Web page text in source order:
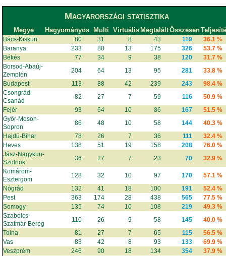
Magyarországi statisztika
Megye Hagyományos Multi Virtuális MegtaláltÖsszesen
Bács-Kiskun 80 31 8 43 119
36.1 %
Baranya
233 80 13 175 326
53.7 %
Békés
77 34 9 38 120
31.7 %
Borsod-Abaúj-
Zemplén
204 64 13 95 281
33.8 %
Budapest
113 88 42 239 243
98.4 %
Csongrád-
Csanád
82 27 7 59 116
50.9 %
Fejér
93 64 10 86 167
51.5 %
Győr-Moson-
Sopron
86 48 10 58 144
40.3 %
Hajdú-Bihar
78 26 7 36 111
32.4 %
Heves
138 51 19 158 208
76.0 %
Jász-Nagykun-
Szolnok
36 27 7 23 70
32.9 %
Komárom-
Esztergom
128 32 10 97 170
57.1 %
Nógrád
132 41 18 100 191
52.4 %
Pest
363 174 28 438 565
77.5 %
Somogy
135 74 10 108 219
49.3 %
Szabolcs-
Szatmár-Bereg
110 26 9 58 145
40.0 %
Tolna
81 27 7 65 115
56.5 %
Vas
83 42 8 93 133
69.9 %
Veszprém
246 90 18 134 354
37.9 %